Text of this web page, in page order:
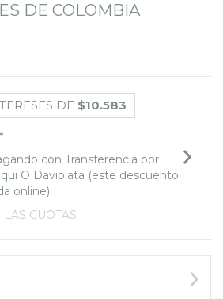
DE COLOMBIA
DE $10.583
con Transferencia por
O Daviplata (este descuento
online)
CUOTAS